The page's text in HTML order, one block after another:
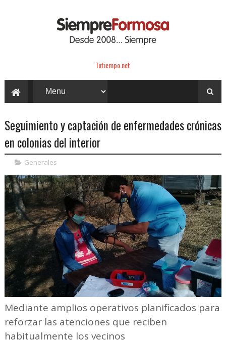
Tutiempo.net
Seguimiento y captación de enfermedades crónicas
en colonias del interior
Generales
Mediante amplios operativos planificados para
reforzar las atenciones que reciben
habitualmente los vecinos